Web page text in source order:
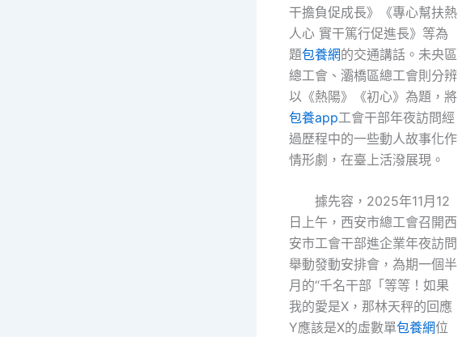
干擔負促成長》《專心幫扶熱
人心 實干篤行促進長》等為
題包養網的交通講話。未央區
總工會、灞橋區總工會則分辨
以《熱陽》《初心》為題，將
包養app工會干部年夜訪問經
過歷程中的一些動人故事化作
情形劇，在臺上活潑展現。
據先容，2025年11月12
日上午，西安市總工會召開西
安市工會干部進企業年夜訪問
舉動發動安排會，為期一個半
月的“千名干部「等等！如果
我的愛是X，那林天秤的回應
Y應該是X的虛數單包養網位